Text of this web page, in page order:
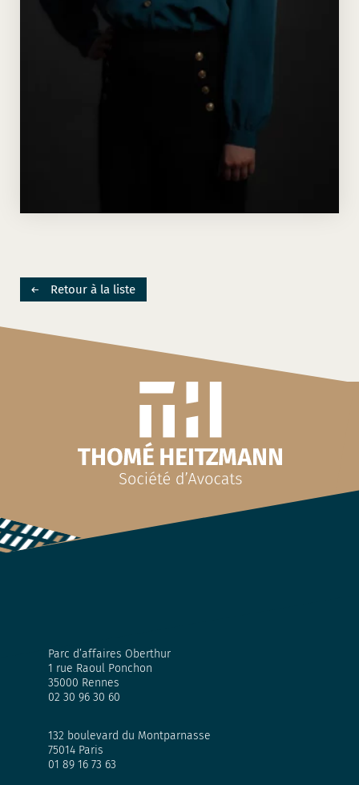
Retour à la liste
Parc d’affaires Oberthur
1 rue Raoul Ponchon
35000 Rennes
02 30 96 30 60
132 boulevard du Montparnasse
75014 Paris
01 89 16 73 63